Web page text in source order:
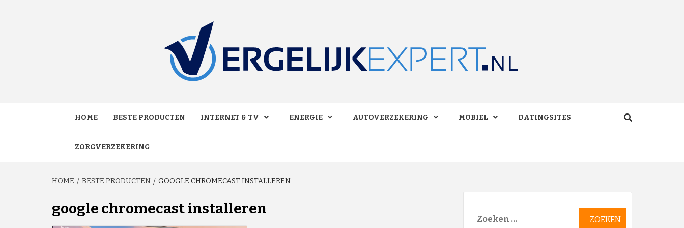
VERGELIJKEXPERT.NL
HOME BESTE PRODUCTEN INTERNET & TV ENERGIE AUTOVERZEKERING MOBIEL DATINGSITES
ZORGVERZEKERING
HOME BESTE PRODUCTEN GOOGLE CHROMECAST INSTALLEREN
google chromecast installeren
Zoeken
naar: